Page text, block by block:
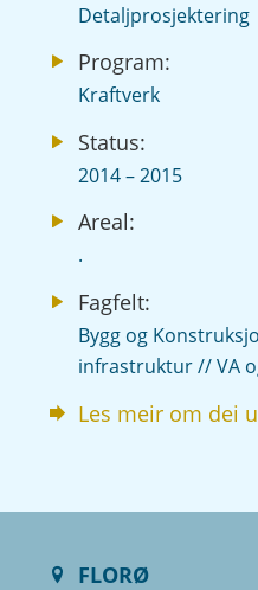
Detaljprosjektering
Program:
Kraftverk
Status:
2014 – 2015
Areal:
.
Fagfelt:
Bygg og
infrastruktur // VA
Les meir om dei
FLORØ